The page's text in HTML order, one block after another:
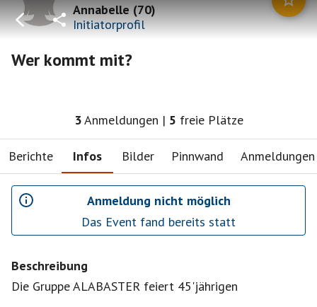
Annabelle(70)
Initiatorprofil
Wer kommt mit?
3Anmeldungen | 5 freie Plätze
Berichte Infos Bilder Pinnwand Anmeldungen
Anmeldung nicht möglich
Das Event fand bereits statt
Beschreibung
Die Gruppe ALABASTER feiert 45'jährigen